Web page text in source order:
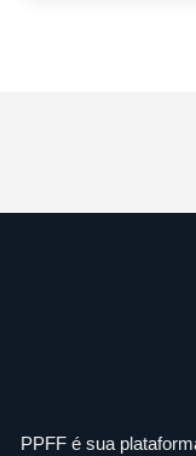
PPFF é sua